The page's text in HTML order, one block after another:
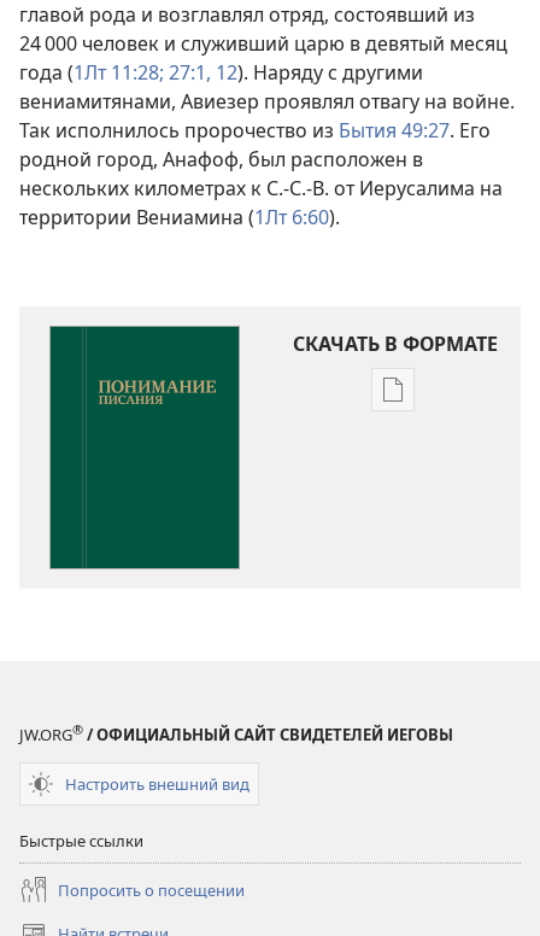
главой рода и возглавлял отряд, состоявший из
24 000 человек и служивший царю в девятый месяц
года (1Лт 11:28; 27:1, 12). Наряду с другими
вениамитянами, Авиезер проявлял отвагу на войне.
Так исполнилось пророчество из Бытия 49:27. Его
родной город, Анафоф, был расположен в
нескольких километрах к С.-С.-В. от Иерусалима на
территории Вениамина (1Лт 6:60).
СКАЧАТЬ В ФОРМАТЕ
Варианты
JW.ORG® / ОФИЦИАЛЬНЫЙ САЙТ СВИДЕТЕЛЕЙ ИЕГОВЫ
Настроить внешний вид
Быстрые ссылки
Попросить о посещении